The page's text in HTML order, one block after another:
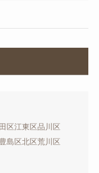
区江東区品川区
豊島区北区荒川区